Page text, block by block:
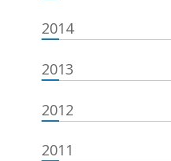
2014
2013
2012
2011